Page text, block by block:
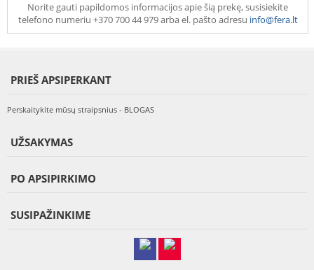
Norite gauti papildomos informacijos apie šią prekę, susisiekite
telefono numeriu +370 700 44 979 arba el. pašto adresu info@fera.lt
PRIEŠ APSIPERKANT
Perskaitykite mūsų straipsnius - BLOGAS
UŽSAKYMAS
PO APSIPIRKIMO
SUSIPAŽINKIME